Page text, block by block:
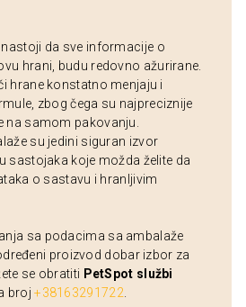
nastoji da sve informacije o
hrani, budu redovno ažurirane.
hrane konstatno menjaju i
zbog čega su najpreciznije
na samom pakovanju.
su jedini siguran izvor
sastojaka koje možda želite da
o sastavu i hranljivim
sa podacima sa ambalaže
proizvod dobar izbor za
se obratiti PetSpot službi
broj+38163291722